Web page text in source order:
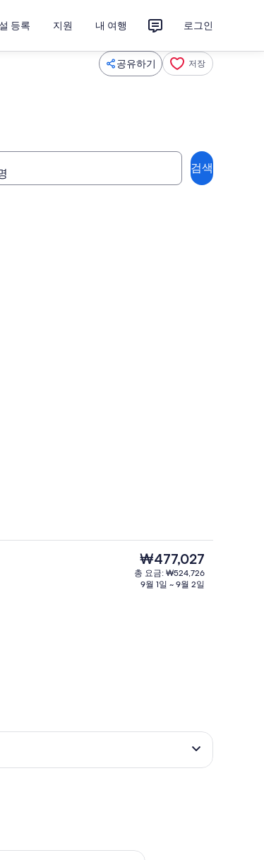
등록 지원 내 여행 로그인
공유하기 저장
검색
숙박 시설 구내
현
재
가
₩477,027
총 요금: ₩524,726
9월 1일 ~ 9월 2일
약 가능 여부 확인, 8월 21 - 8월 23